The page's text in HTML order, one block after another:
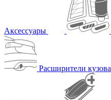
Аксессуары
Расширители кузова